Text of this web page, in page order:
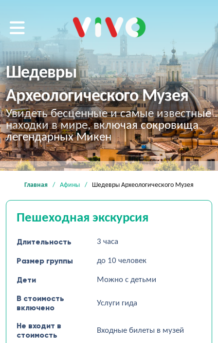
VIVO tour
Шедевры
Археологического Музея
Увидеть бесценные и самые известные
находки в мире, включая сокровища
легендарных Микен
Главная Афины Шедевры Археологического Музея
Пешеходная экскурсия
Длительность 3 часа
Размер группы до 10 человек
Дети Можно с детьми
В стоимость
включено
Услуги гида
Не входит в
стоимость
Входные билеты в музей